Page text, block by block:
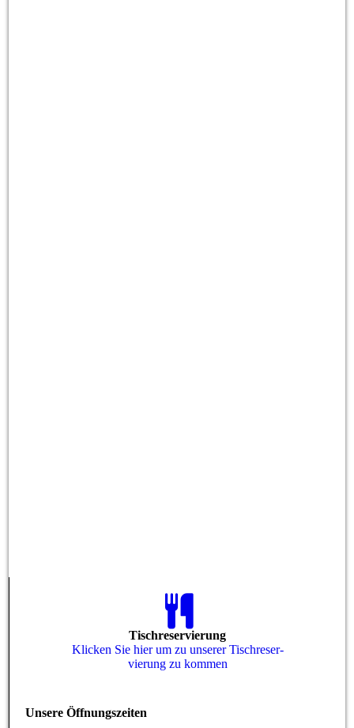
Tischreservierung
Klicken Sie hier um zu unserer Tisch­re­ser­
vie­rung zu kommen
Unsere Öffnungszeiten